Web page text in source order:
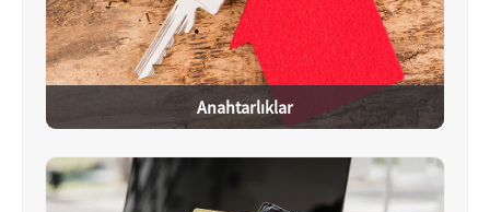
Anahtarlıklar